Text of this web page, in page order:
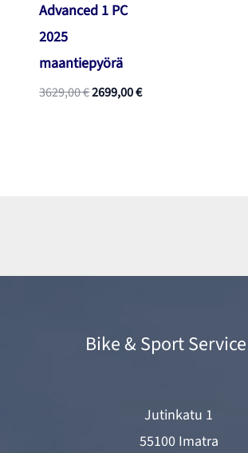
Advanced 1 PC
2025
maantiepyörä
3629,00€Alkuperäinen
2699,00€Nykyinen
Bike & Sport
Jutinkatu 1
55100 Imatra